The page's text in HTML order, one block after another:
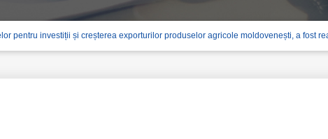
pentru investiții și creșterea exporturilor produselor agricole moldovenești, a fost